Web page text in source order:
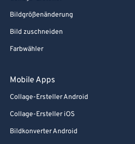
Bildgrößenänderung
Bild zuschneiden
Farbwähler
Mobile Apps
Collage-Ersteller Android
Collage-Ersteller iOS
Bildkonverter Android